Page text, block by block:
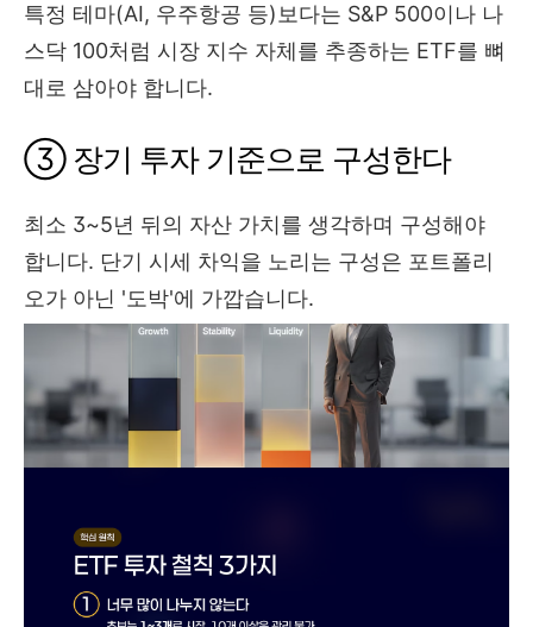
특정 테마(AI, 우주항공 등)보다는 S&P 500이나 나
스닥 100처럼 시장 지수 자체를 추종하는 ETF를 뼈
대로 삼아야 합니다.
③ 장기 투자 기준으로 구성한다
최소 3~5년 뒤의 자산 가치를 생각하며 구성해야
합니다. 단기 시세 차익을 노리는 구성은 포트폴리
오가 아닌 '도박'에 가깝습니다.